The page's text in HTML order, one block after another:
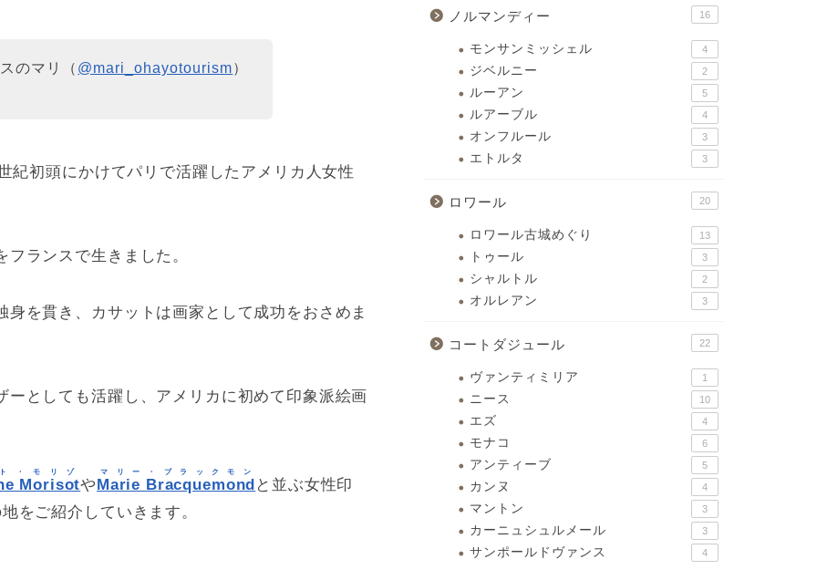
のマリ（ @mari_ohayotourism）
紀初頭にかけてパリで活躍したアメリカ人女性
ランスで生きました。
を貫き、カサットは画家として成功をおさめま
としても活躍し、アメリカに初めて印象派絵画
Morisot
・モリゾ
や Marie Bracquemond
マリー・ブラックモン
と並ぶ女性印
をご紹介していきます。
ノルマンディー 16
モンサンミッシェル 4
ジベルニー 2
ルーアン 5
ルアーブル 4
オンフルール 3
エトルタ 3
ロワール 20
ロワール古城めぐり 13
トゥール 3
シャルトル 2
オルレアン 3
コートダジュール 22
ヴァンティミリア 1
ニース 10
エズ 4
モナコ 6
アンティーブ 5
カンヌ 4
マントン 3
カーニュシュルメール 3
サンポールドヴァンス 4